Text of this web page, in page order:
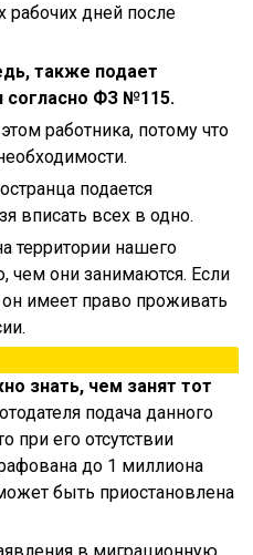
рабочих дней после
также подает
согласно ФЗ №115.
работника, потому что
подается
вписать всех в одно.
территории нашего
чем они занимаются. Если
он имеет право проживать
знать, чем занят тот
подача данного
при его отсутствии
до 1 миллиона
быть приостановлена